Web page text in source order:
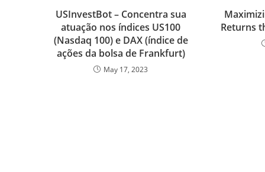
USInvestBot – Concentra sua
atuação nos índices US100
(Nasdaq 100) e DAX (índice de
ações da bolsa de Frankfurt)
May 17, 2023
Returns